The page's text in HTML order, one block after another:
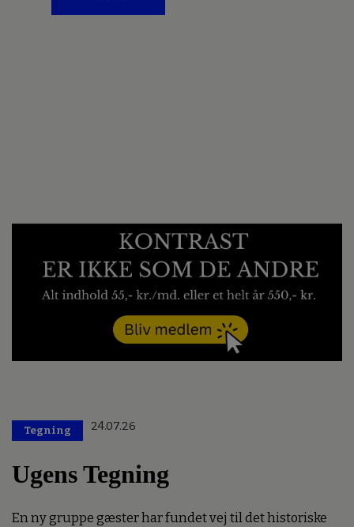
Tegning 24.07.26
Ugens Tegning
En ny gruppe gæster har fundet vej til det historiske